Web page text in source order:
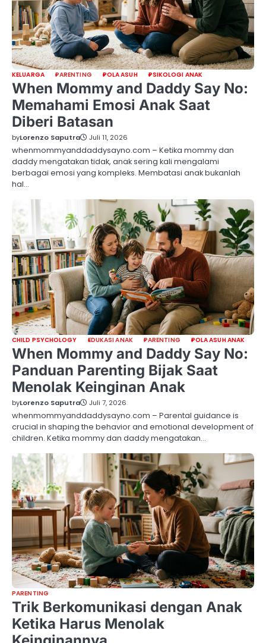
KELUARGA PARENTING POLA ASUH PSIKOLOGI ANAK
When Mommy and Daddy Say No:
Memahami Emosi Anak Saat
Diberi Batasan
byLorenzo Saputra Juli 11, 2026
whenmommyanddaddysayno.com – Ketika mommy dan
daddy mengatakan tidak, anak sering kali mengalami
berbagai emosi yang kompleks. Membatasi anak bukanlah
hal…
CHILD PSYCHOLOGY EDUKASI ANAK PARENTING POLA ASUH ANAK
When Mommy and Daddy Say No:
Panduan Parenting Bijak Saat
Menolak Keinginan Anak
byLorenzo Saputra Juli 7, 2026
whenmommyanddaddysayno.com – Parental guidance is
crucial in shaping the behavior and emotional development of
children. Ketika mommy dan daddy mengatakan…
PARENTING
Trik Berkomunikasi dengan Anak
Ketika Harus Menolak